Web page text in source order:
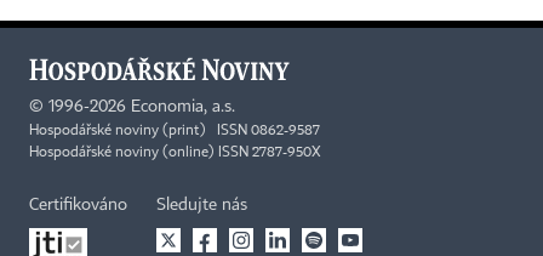
© 1996-2026 Economia, a.s.
Hospodářské noviny (print) ISSN 0862-9587
Hospodářské noviny (online) ISSN 2787-950X
Certifikováno Sledujte nás